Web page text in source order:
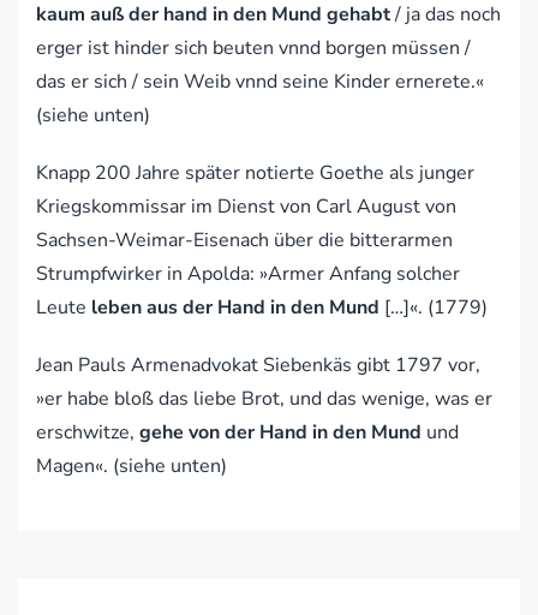
kaum auß der hand in den Mund gehabt/ ja das noch
erger ist hinder sich beuten vnnd borgen müssen /
das er sich / sein Weib vnnd seine Kinder ernerete.«
(siehe unten)
Knapp 200 Jahre später notierte Goethe als junger
Kriegskommissar im Dienst von Carl August von
Sachsen-Weimar-Eisenach über die bitterarmen
Strumpfwirker in Apolda: »Armer Anfang solcher
Leute leben aus der Hand in den Mund […]«. (1779)
Jean Pauls Armenadvokat Siebenkäs gibt 1797 vor,
»er habe bloß das liebe Brot, und das wenige, was er
erschwitze, gehe von der Hand in den Mund und
Magen«. (siehe unten)